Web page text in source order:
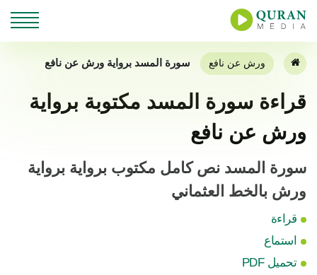
ورش عن نافع سورة المسد برواية ورش عن نافع
قراءة سورة المسد مكتوبة برواية
ورش عن نافع
سورة المسد نص كامل مكتوب برواية برواية
ورش بالخط العثماني
قراءة
استماع
تحميل PDF